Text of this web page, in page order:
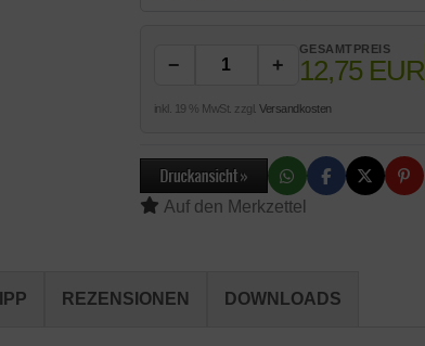
− +
GESAMTPREIS
12,75 EUR
inkl. 19 % MwSt. zzgl.Versandkosten
REZENSIONEN DOWNLOADS